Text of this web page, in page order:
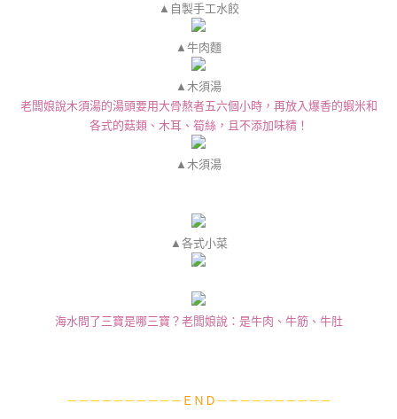
▲自製手工水餃
▲牛肉麵
▲木須湯
老闆娘說木須湯的湯頭要用大骨熬者五六個小時，再放入爆香的蝦米和
各式的菇類、木耳、筍絲，且不添加味精！
▲木須湯
▲各式小菜
海水問了三寶是哪三寶？老闆娘說：是牛肉、牛筋、牛肚
－－－－－－－－－－ ＥＮＤ－－－－－－－－－－